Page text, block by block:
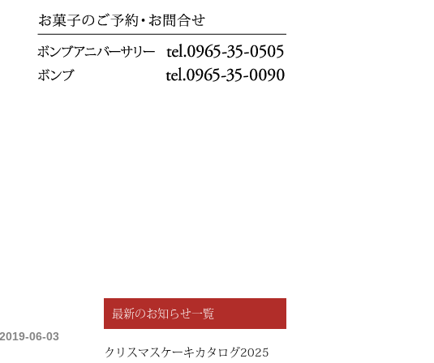
2019-06-03
最新のお知らせ一覧
クリスマスケーキカタログ2025